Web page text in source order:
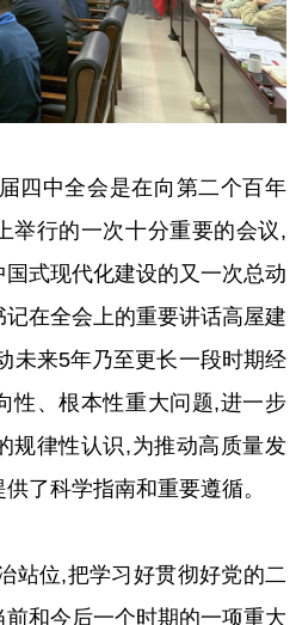
四中全会是在向第二个百年
举行的一次十分重要的会议,
式现代化建设的又一次总动
在全会上的重要讲话高屋建
未来5年乃至更长一段时期经
性、根本性重大问题,进一步
规律性认识,为推动高质量发
了科学指南和重要遵循。
站位,把学习好贯彻好党的二
和今后一个时期的一项重大